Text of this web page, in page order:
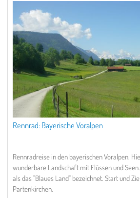
Rennrad: Bayerische Voralpen
Rennradreise in den bayerischen Voralpen.
wunderbare Landschaft mit Flüssen und
als das "Blaues Land" bezeichnet. Start und
Partenkirchen.